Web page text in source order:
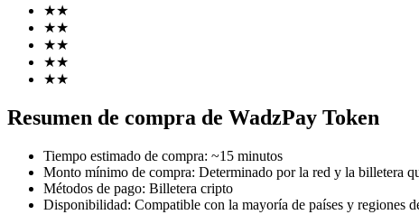
Futuros que utilizan USDT como garantía
★★
★★
★★
★★
★★
Resumen de compra de WadzPay Token
Tiempo estimado de compra: ~15 minutos
Monto mínimo de compra: Determinado por la red y la billetera
Métodos de pago: Billetera cripto
Disponibilidad: Compatible con la mayoría de países y regiones